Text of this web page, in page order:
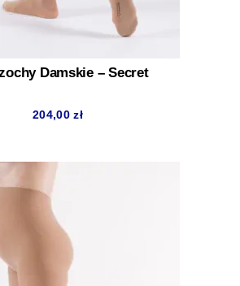
Damskie – Secret
204,00zł